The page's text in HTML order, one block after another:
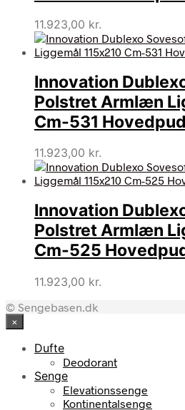
11.923,00 kr.
Innovation
Polstret Armlæn
Cm-531
11.923,00 kr.
Innovation
Polstret Armlæn
Cm-525
11.923,00 kr.
© Sengebasen.dk
×
Dufte
Deodorant
Senge
Elevationssenge
Kontinentalsenge